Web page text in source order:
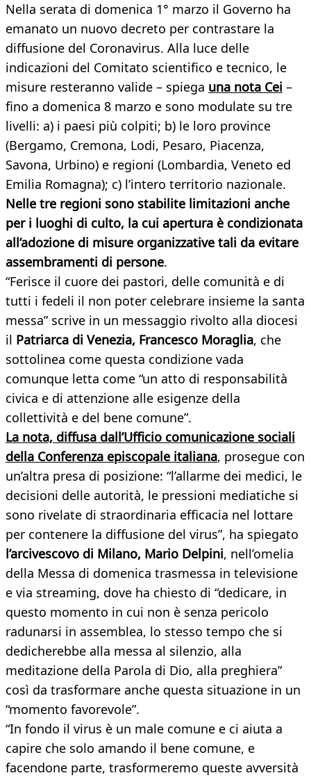
Nella serata di domenica 1° marzo il Governo ha
emanato un nuovo decreto per contrastare la
diffusione del Coronavirus. Alla luce delle
indicazioni del Comitato scientifico e tecnico, le
misure resteranno valide – spiega una nota Cei –
fino a domenica 8 marzo e sono modulate su tre
livelli: a) i paesi più colpiti; b) le loro province
(Bergamo, Cremona, Lodi, Pesaro, Piacenza,
Savona, Urbino) e regioni (Lombardia, Veneto ed
Emilia Romagna); c) l’intero territorio nazionale.
Nelle tre regioni sono stabilite limitazioni anche
per i luoghi di culto, la cui apertura è condizionata
all’adozione di misure organizzative tali da evitare
assembramenti di persone.
“Ferisce il cuore dei pastori, delle comunità e di
tutti i fedeli il non poter celebrare insieme la santa
messa” scrive in un messaggio rivolto alla diocesi
il Patriarca di Venezia, Francesco Moraglia, che
sottolinea come questa condizione vada
comunque letta come “un atto di responsabilità
civica e di attenzione alle esigenze della
collettività e del bene comune”.
La nota, diffusa dall’Ufficio comunicazione sociali
della Conferenza episcopale italiana, prosegue con
un’altra presa di posizione: “l’allarme dei medici, le
decisioni delle autorità, le pressioni mediatiche si
sono rivelate di straordinaria efficacia nel lottare
per contenere la diffusione del virus”, ha spiegato
l’arcivescovo di Milano, Mario Delpini, nell’omelia
della Messa di domenica trasmessa in televisione
e via streaming, dove ha chiesto di “dedicare, in
questo momento in cui non è senza pericolo
radunarsi in assemblea, lo stesso tempo che si
dedicherebbe alla messa al silenzio, alla
meditazione della Parola di Dio, alla preghiera”
così da trasformare anche questa situazione in un
“momento favorevole”.
“In fondo il virus è un male comune e ci aiuta a
capire che solo amando il bene comune, e
facendone parte, trasformeremo queste avversità